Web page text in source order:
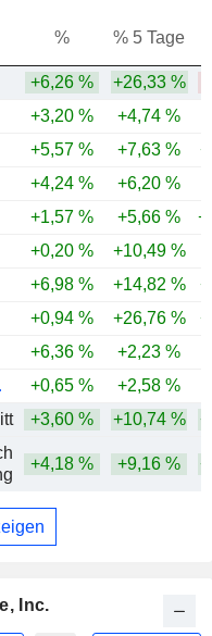
% % 5 Tage
+6,26 % +26,33 %
+3,20 % +4,74 %
+5,57 % +7,63 %
+4,24 % +6,20 %
+1,57 % +5,66 %
+0,20 % +10,49 %
+6,98 % +14,82 %
+0,94 % +26,76 %
+6,36 % +2,23 %
+0,65 % +2,58 %
+3,60 % +10,74 %
+4,18 % +9,16 %
Inc.